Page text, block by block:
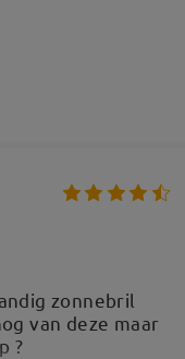
zonnebril
van deze maar
?